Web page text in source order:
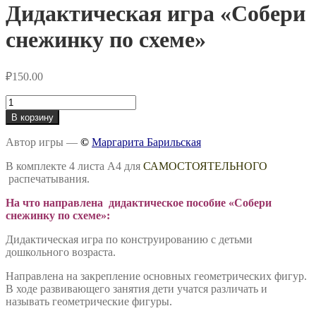
Дидактическая игра «Собери
снежинку по схеме»
₽150.00
Количество
товара
Дидактическая
игра
«Собери
снежинку
по
В корзину
Автор игры — © Маргарита Барильская
В комплекте 4 листа А4 для САМОСТОЯТЕЛЬНОГО
распечатывания.
На что направлена дидактическое пособие «Собери
снежинку по схеме»:
Дидактическая игра по конструированию с детьми
дошкольного возраста.
Направлена на закрепление основных геометрических фигур.
В ходе развивающего занятия дети учатся различать и
называть геометрические фигуры.